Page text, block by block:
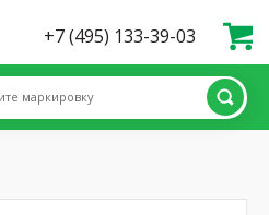
+7 (495) 133-39-03
маркировку